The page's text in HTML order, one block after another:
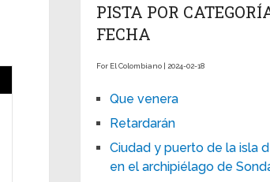
PISTA POR
FECHA
For El Colombiano | 2024-02-18
Que venera
Retardarán
Ciudad y puerto de la isla
en el archipiélago de